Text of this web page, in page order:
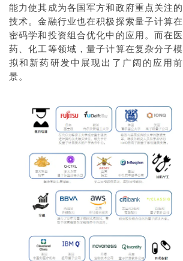
能力使其成为各国军方和政府重点关注的
技术。金融行业也在积极探索量子计算在
密码学和投资组合优化中的应用。而在医
药、化工等领域，量子计算在复杂分子模
拟和新药研发中展现出了广阔的应用前
景。